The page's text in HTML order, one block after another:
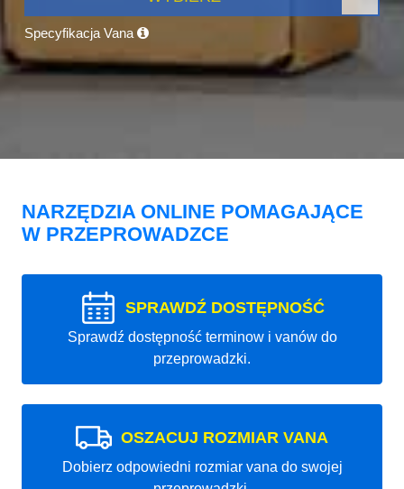
Specyfikacja Vana
NARZĘDZIA ONLINE POMAGAJĄCE
W PRZEPROWADZCE
SPRAWDŹ DOSTĘPNOŚĆ
Sprawdź dostępność terminow i vanów do
przeprowadzki.
OSZACUJ ROZMIAR VANA
Dobierz odpowiedni rozmiar vana do swojej